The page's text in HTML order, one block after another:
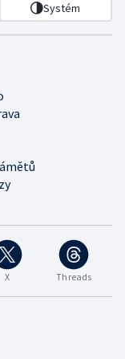
Systém
X Threads